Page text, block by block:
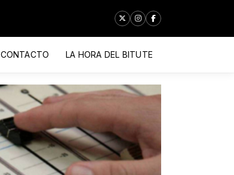
CONTACTO LA HORA DEL BITUTE